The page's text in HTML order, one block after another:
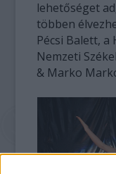
lehetőséget
többen
Pécsi Balett,
Nemzeti
& Marko